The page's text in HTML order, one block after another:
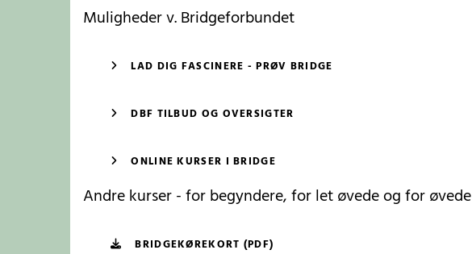
Muligheder v. Bridgeforbundet
LAD DIG FASCINERE - PRØV BRIDGE
DBF TILBUD OG OVERSIGTER
ONLINE KURSER I BRIDGE
Andre kurser - for begyndere, for let øvede og for øvede
BRIDGEKØREKORT (PDF)